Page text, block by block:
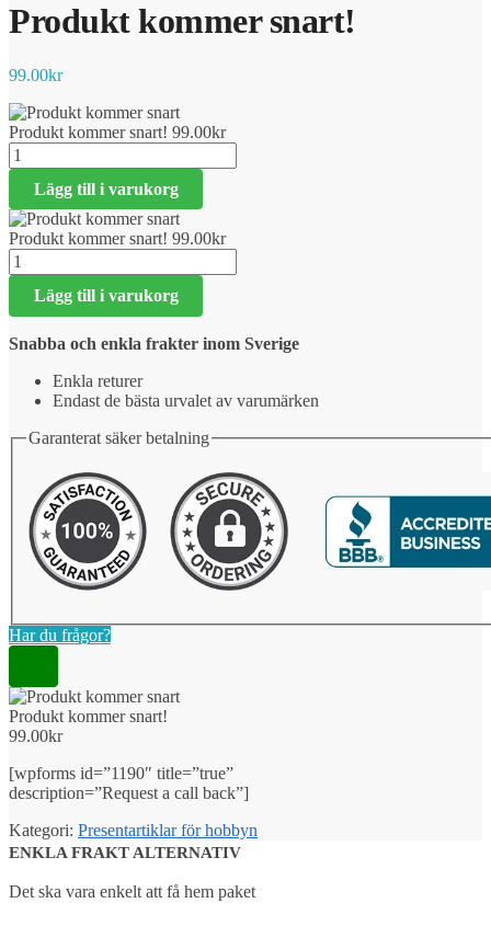
Produkt kommer snart!
99.00kr
Produkt kommer snart! 99.00kr
Produkt
kommer
snart!
mängd
Lägg till i varukorg
Produkt kommer snart! 99.00kr
Produkt
kommer
snart!
mängd
Lägg till i varukorg
Snabba och enkla frakter inom Sverige
Enkla returer
Endast de bästa urvalet av varumärken
Garanterat säker betalning
Har du frågor?
Produkt kommer snart!
99.00kr
[wpforms id=”1190″ title=”true”
description=”Request a call back”]
Kategori: Presentartiklar för hobbyn
ENKLA FRAKT ALTERNATIV
Det ska vara enkelt att få hem paket